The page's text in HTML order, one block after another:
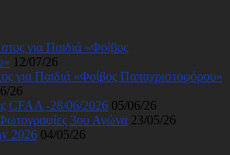
για Παιδιά «Φοίβος
12/07/26
για Παιδιά «Φοίβος Παπαχριστοφόρου»
26
CFAA -28/06/2026 05/06/26
3ου Αγώνα 23/05/26
2026 04/05/26